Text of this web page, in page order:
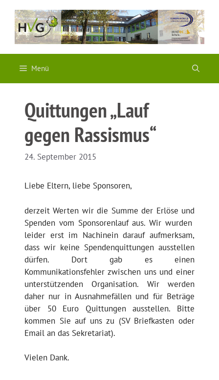
Inhalt
springen
Menü
Quittungen „Lauf
gegen Rassismus“
24. September 2015
Liebe Eltern, liebe Sponsoren,
derzeit Werten wir die Summe der Erlöse und
Spenden vom Sponsorenlauf aus. Wir wurden
leider erst im Nachinein darauf aufmerksam,
dass wir keine Spendenquittungen ausstellen
dürfen. Dort gab es einen
Kommunikationsfehler zwischen uns und einer
unterstützenden Organisation. Wir werden
daher nur in Ausnahmefällen und für Beträge
über 50 Euro Quittungen ausstellen. Bitte
kommen Sie auf uns zu (SV Briefkasten oder
Email an das Sekretariat).
Vielen Dank.